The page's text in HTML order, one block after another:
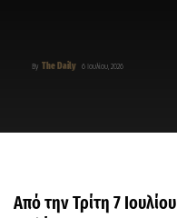
By The Daily 6 Ιουλίου, 2026
Από την Τρίτη 7